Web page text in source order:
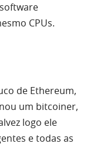
CPUs.
de Ethereum,
um bitcoiner,
logo ele
e todas as